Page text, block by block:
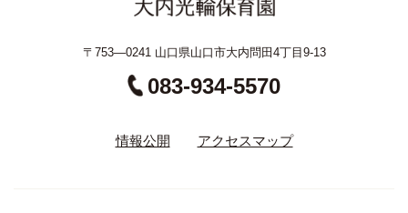
〒753—0241 山口県山口市大内問田4丁目9-13
083-934-5570
情報公開 アクセスマップ